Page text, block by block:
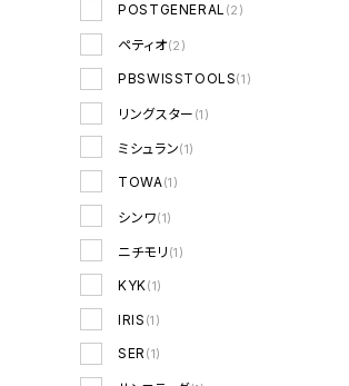
POSTGENERAL (2)
ペティオ(2)
PBSWISSTOOLS(1)
リングスター (1)
ミシュラン(1)
TOWA(1)
シンワ(1)
ニチモリ (1)
KYK(1)
IRIS (1)
SER (1)